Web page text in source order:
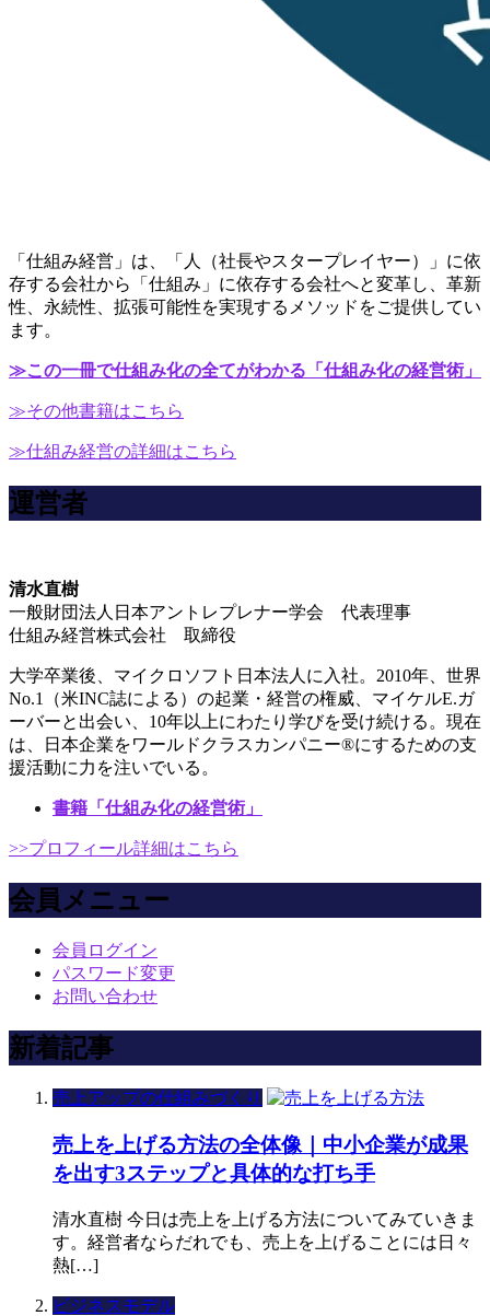
「仕組み経営」は、「人（社長やスタープレイヤー）」に依
存する会社から「仕組み」に依存する会社へと変革し、革新
性、永続性、拡張可能性を実現するメソッドをご提供してい
ます。
≫この一冊で仕組み化の全てがわかる「仕組み化の経営術」
≫その他書籍はこちら
≫仕組み経営の詳細はこちら
運営者
清水直樹
一般財団法人日本アントレプレナー学会 代表理事
仕組み経営株式会社 取締役
大学卒業後、マイクロソフト日本法人に入社。2010年、世界
No.1（米INC誌による）の起業・経営の権威、マイケルE.ガ
ーバーと出会い、10年以上にわたり学びを受け続ける。現在
は、日本企業をワールドクラスカンパニー®にするための支
援活動に力を注いでいる。
書籍「仕組み化の経営術」
>>プロフィール詳細はこちら
会員メニュー
会員ログイン
パスワード変更
お問い合わせ
新着記事
売上アップの仕組みづくり
売上を上げる方法の全体像｜中小企業が成果
を出す3ステップと具体的な打ち手
清水直樹 今日は売上を上げる方法についてみていきま
す。経営者ならだれでも、売上を上げることには日々
熱[…]
ビジネスモデル